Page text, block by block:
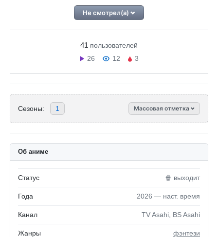
Не смотрел(а)
41 пользователей
26
12 3
Сезоны: 1 Массовая отметка
Об аниме
Статус 🍿 выходит
Года 2026 — наст. время
Канал TV Asahi, BS Asahi
Жанры фэнтези